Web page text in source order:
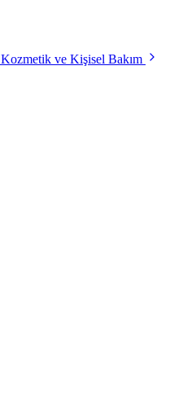
Kozmetik ve Kişisel Bakım